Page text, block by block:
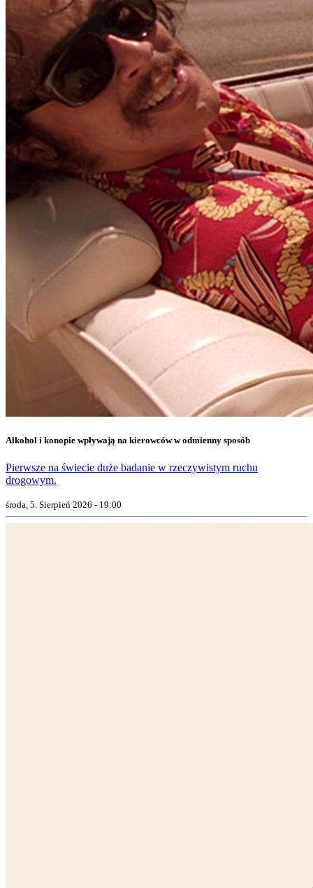
Alkohol i konopie wpływają na kierowców w odmienny sposób
Pierwsze na świecie duże badanie w rzeczywistym ruchu
drogowym.
środa, 5. Sierpień 2026 - 19:00